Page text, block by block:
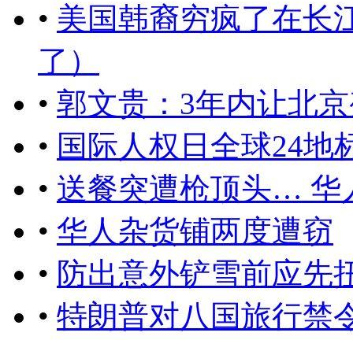
• 美国韩裔穷疯了在长
了）
• 郭文贵：3年内让北
• 国际人权日全球24地
• 送餐突遭枪顶头… 华
• 华人杂货铺两度遭窃
• 防出意外铲雪前应先
• 特朗普对八国旅行禁